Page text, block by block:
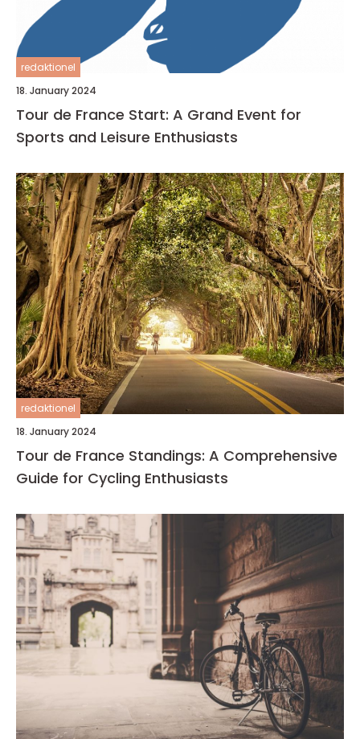
redaktionel
18. January 2024
Tour de France Start: A Grand Event for
Sports and Leisure Enthusiasts
redaktionel
18. January 2024
Tour de France Standings: A Comprehensive
Guide for Cycling Enthusiasts